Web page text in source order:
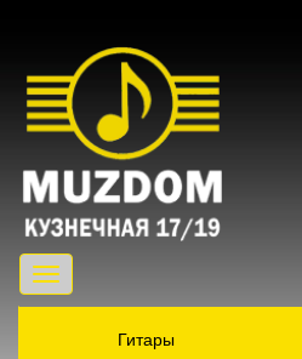
Toggle
navigation
Гитары